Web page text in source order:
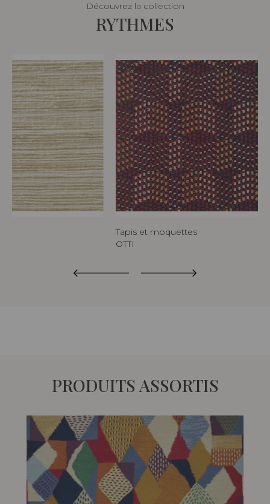
Découvrez la collection
RYTHMES
Tapis et moquettes
OTTI
PRODUITS ASSORTIS